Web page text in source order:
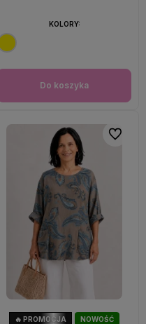
Do koszyka
KOLORY:
NOWOŚĆ
🔥 PROMOCJA
Do